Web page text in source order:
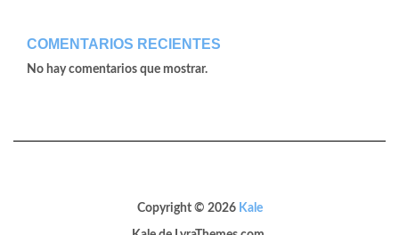
COMENTARIOS RECIENTES
No hay comentarios que mostrar.
Copyright © 2026 Kale